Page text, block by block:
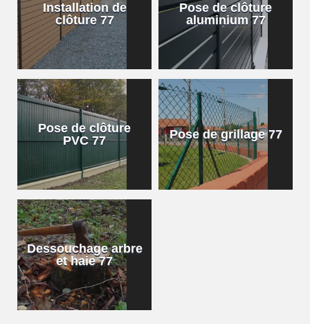
Installation de
clôture 77
Pose de clôture
aluminium 77
Pose de clôture
PVC 77
Pose de grillage 77
Dessouchage arbre
et haie 77